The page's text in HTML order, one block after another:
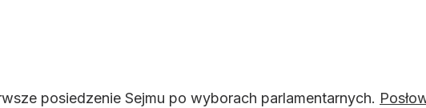
posiedzenie Sejmu po wyborach parlamentarnych.